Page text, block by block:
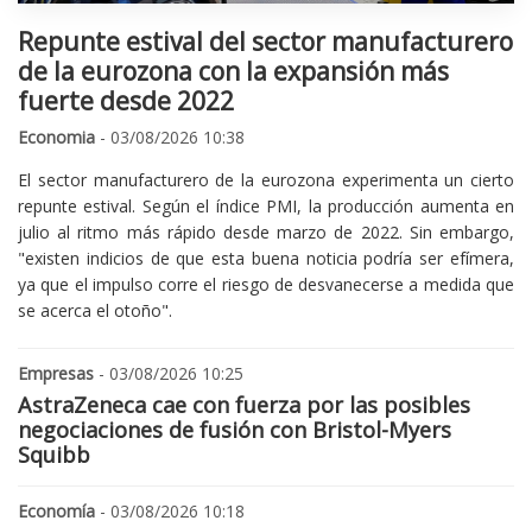
Repunte estival del sector manufacturero
de la eurozona con la expansión más
fuerte desde 2022
Economia - 03/08/2026 10:38
El sector manufacturero de la eurozona experimenta un cierto
repunte estival. Según el índice PMI, la producción aumenta en
julio al ritmo más rápido desde marzo de 2022. Sin embargo,
"existen indicios de que esta buena noticia podría ser efímera,
ya que el impulso corre el riesgo de desvanecerse a medida que
se acerca el otoño".
Empresas - 03/08/2026 10:25
AstraZeneca cae con fuerza por las posibles
negociaciones de fusión con Bristol-Myers
Squibb
Economía - 03/08/2026 10:18